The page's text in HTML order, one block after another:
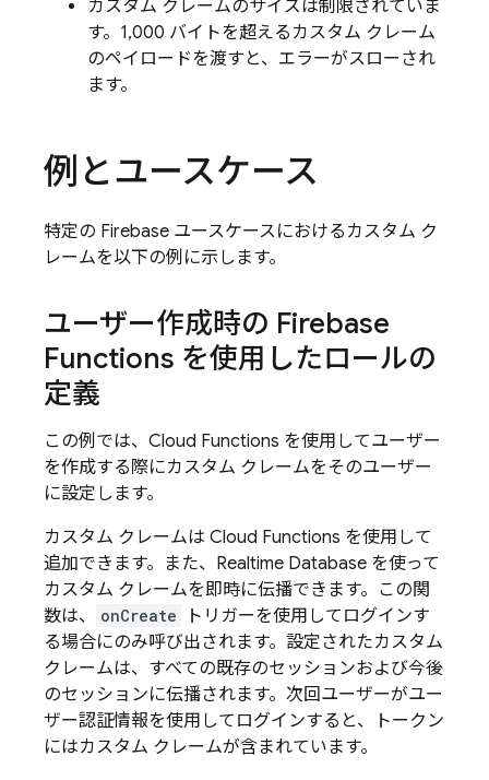
カスタム クレームのサイズは制限されていま
す。1,000 バイトを超えるカスタム クレーム
のペイロードを渡すと、エラーがスローされ
ます。
例とユースケース
特定の Firebase ユースケースにおけるカスタム ク
レームを以下の例に示します。
ユーザー作成時の Firebase
Functions を使用したロールの
定義
この例では、 Cloud Functions を使用してユーザー
を作成する際にカスタム クレームをそのユーザー
に設定します。
カスタム クレームは Cloud Functions を使用して
追加できます。また、 Realtime Database を使って
カスタム クレームを即時に伝播できます。この関
数は、
onCreate
トリガーを使用してログインす
る場合にのみ呼び出されます。設定されたカスタム
クレームは、すべての既存のセッションおよび今後
のセッションに伝播されます。次回ユーザーがユー
ザー認証情報を使用してログインすると、トークン
にはカスタム クレームが含まれています。